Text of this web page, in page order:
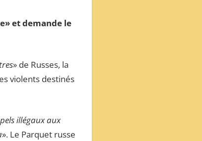
et demande le
» de Russes, la
violents destinés
illégaux aux
». Le Parquet russe